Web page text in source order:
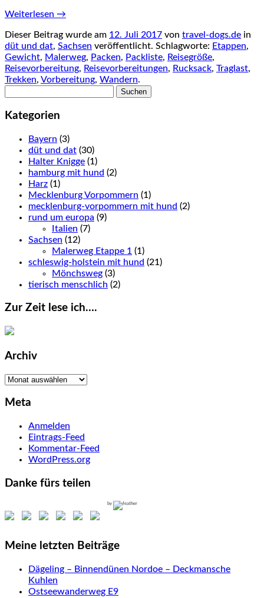
Weiterlesen →
Dieser Beitrag wurde am 12. Juli 2017 von travel-dogs.de in
düt und dat, Sachsen veröffentlicht. Schlagworte: Etappen,
Gewicht, Malerweg, Packen, Packliste, Reisegröße,
Reisevorbereitung, Reisevorbereitungen, Rucksack, Traglast,
Trekken, Vorbereitung, Wandern.
Kategorien
Bayern (3)
düt und dat (30)
Halter Knigge (1)
hamburg mit hund (2)
Harz (1)
Mecklenburg Vorpommern (1)
mecklenburg-vorpommern mit hund (2)
rund um europa (9)
Italien (7)
Sachsen (12)
Malerweg Etappe 1 (1)
schleswig-holstein mit hund (21)
Mönchsweg (3)
tierisch menschlich (2)
Zur Zeit lese ich….
Archiv
Archiv
Meta
Anmelden
Eintrags-Feed
Kommentar-Feed
WordPress.org
Danke fürs teilen
by
Meine letzten Beiträge
Dägeling – Binnendünen Nordoe – Deckmansche
Kuhlen
Ostseewanderweg E9